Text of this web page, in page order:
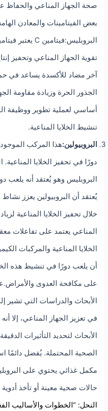
صحة الجهاز المناعي
بعض الفيتامينات والمعادن
آخر مضاد للأكسدة يساعد في
الجذور الحرة وزيادة مقاومة
أساسي لعملية تطوير ووظيفة
تنشيط الخلايا المناعية.
البروبيولين:هذا المركب
دورًا في تحفيز الخلايا
البروبليس وهو يُعتقد أنه يلعب
يُعتقد أن البروبيولين يعزز
خلال تحفيز الخلايا المناعية
المناعي يعتمد على تفاعلات
الخلايا المناعية والمركبات
أن يلعب دورًا في تنشيط هذه
على مكافحة العدوى
الأبحاث والدراسات التي تشير
في تعزيز الجهاز المناعي، إلا
الأبحاث لتحديد التأثيرات
الصحية المحتملة. يُفضل دائمًا
مكمل غذائي يحتوي على
حالات صحية معينة أو تأخذ
النحل: “الخطوات والأساليب